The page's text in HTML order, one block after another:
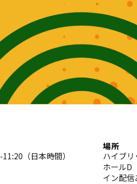
（日本時間）
場所
ハイブ
ホールD
イン配信